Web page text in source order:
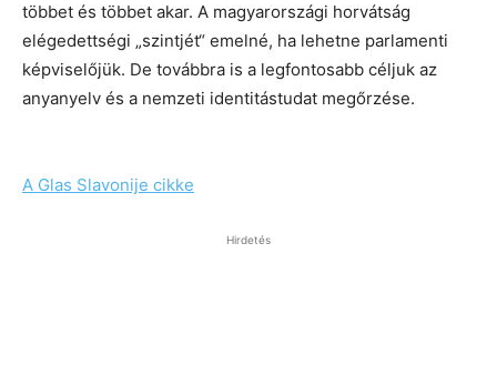
többet és többet akar. A magyarországi horvátság
elégedettségi „szintjét“ emelné, ha lehetne parlamenti
képviselőjük. De továbbra is a legfontosabb céljuk az
anyanyelv és a nemzeti identitástudat megőrzése.
A Glas Slavonije cikke
Hirdetés